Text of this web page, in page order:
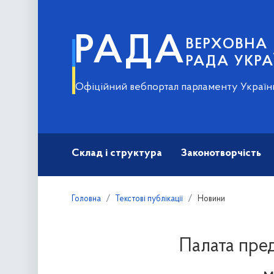
РАДА ВЕРХОВНА
РАДА
Офіційний вебпортал парламенту
Склад і структура Законотворчість
Головна Текстові публікації Новини
Палата